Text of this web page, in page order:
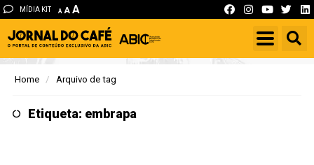
MÍDIA KIT A A A
Home Arquivo de tag
Etiqueta: embrapa